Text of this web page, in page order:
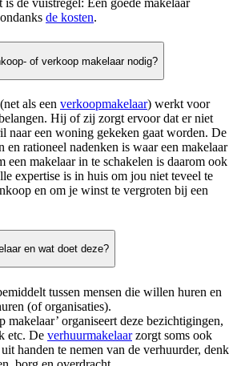
is de vuistregel: Een goede makelaar
de kosten.
of verkoop makelaar nodig?
als een verkoopmakelaar) werkt voor
Hij of zij zorgt ervoor dat er niet
naar een woning gekeken gaat worden. De
en rationeel nadenken is waar een makelaar
een makelaar in te schakelen is daarom ook
expertise is in huis om jou niet teveel te
en om je winst te vergroten bij een
en wat doet deze?
tussen mensen die willen huren en
(of organisaties).
makelaar’ organiseert deze bezichtigingen,
etc. De verhuurmakelaarzorgt soms ook
handen te nemen van de verhuurder, denk